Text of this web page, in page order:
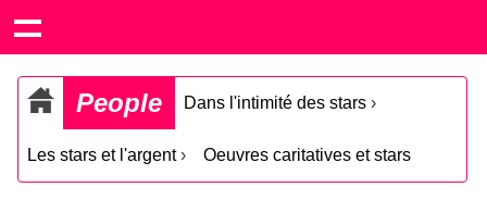
People Dans l'intimité des stars ›
Les stars et l'argent› Oeuvres caritatives et stars